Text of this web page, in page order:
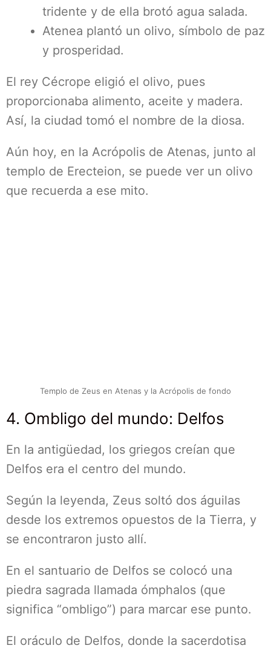
tridente y de ella brotó agua salada.
Atenea plantó un olivo, símbolo de paz
y prosperidad.
El rey Cécrope eligió el olivo, pues
proporcionaba alimento, aceite y madera.
Así, la ciudad tomó el nombre de la diosa.
Aún hoy, en la Acrópolis de Atenas, junto al
templo de Erecteion, se puede ver un olivo
que recuerda a ese mito.
Templo de Zeus en Atenas y la Acrópolis de fondo
4. Ombligo del mundo: Delfos
En la antigüedad, los griegos creían que
Delfos era el centro del mundo.
Según la leyenda, Zeus soltó dos águilas
desde los extremos opuestos de la Tierra, y
se encontraron justo allí.
En el santuario de Delfos se colocó una
piedra sagrada llamada ómphalos (que
significa “ombligo”) para marcar ese punto.
El oráculo de Delfos, donde la sacerdotisa